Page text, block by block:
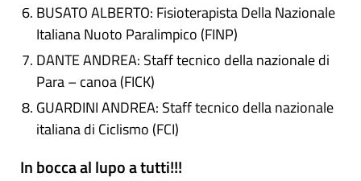
BUSATO ALBERTO: Fisioterapista Della Nazionale
Italiana Nuoto Paralimpico (FINP)
DANTE ANDREA: Staff tecnico della nazionale di
Para – canoa (FICK)
GUARDINI ANDREA: Staff tecnico della nazionale
italiana di Ciclismo (FCI)
In bocca al lupo a tutti!!!